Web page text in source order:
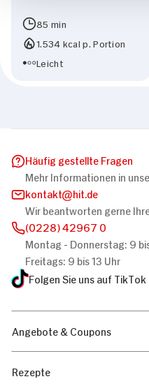
85 min
1.534 kcal p. Portion
Leicht
Häufig gestellte Fragen
Mehr Informationen in
kontakt
hit.de
Wir beantworten gerne
(0228) 42967 0
Montag - Donnerstag: 9
Freitags: 9 bis 13 Uhr
Folgen Sie uns auf TikTok
Angebote & Coupons
Rezepte